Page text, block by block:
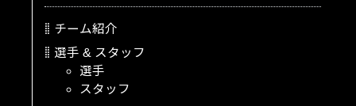
チーム紹介
選手 & スタッフ
選手
スタッフ